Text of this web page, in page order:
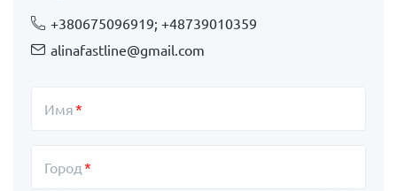
+380675096919; +48739010359
alinafastline@gmail.com
Имя
Город